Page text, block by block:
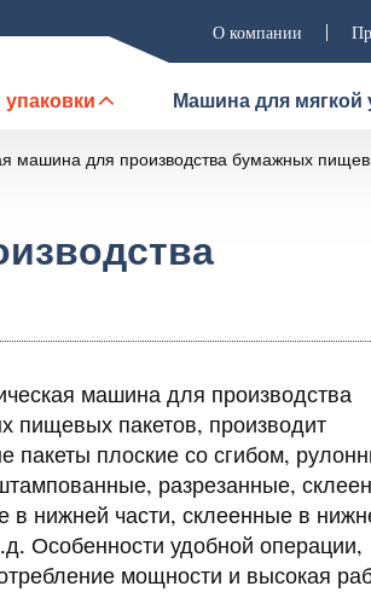
О компании
Машина для мягкой
машина для производства бумажных
машина для производства
пищевых пакетов, производит
пакеты плоские со сгибом,
разрезанные,
в нижней части, склеенные в
Особенности удобной операции,
мощности и высокая